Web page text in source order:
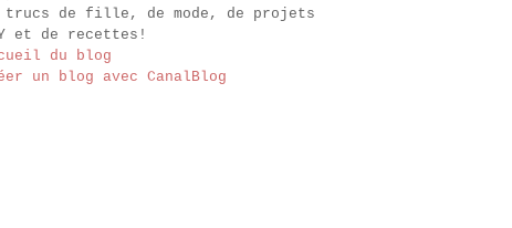
trucs de fille, de mode, de projets
et de recettes!
du blog
un blog avec CanalBlog